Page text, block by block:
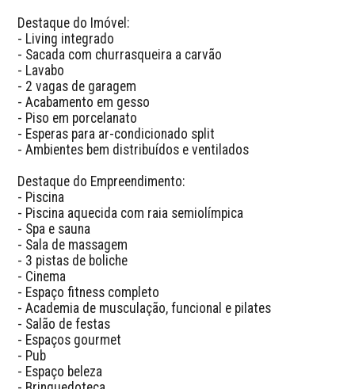
Destaque do Imóvel:
- Living integrado
- Sacada com churrasqueira a carvão
- Lavabo
- 2 vagas de garagem
- Acabamento em gesso
- Piso em porcelanato
- Esperas para ar-condicionado split
- Ambientes bem distribuídos e ventilados
Destaque do Empreendimento:
- Piscina
- Piscina aquecida com raia semiolímpica
- Spa e sauna
- Sala de massagem
- 3 pistas de boliche
- Cinema
- Espaço fitness completo
- Academia de musculação, funcional e pilates
- Salão de festas
- Espaços gourmet
- Pub
- Espaço beleza